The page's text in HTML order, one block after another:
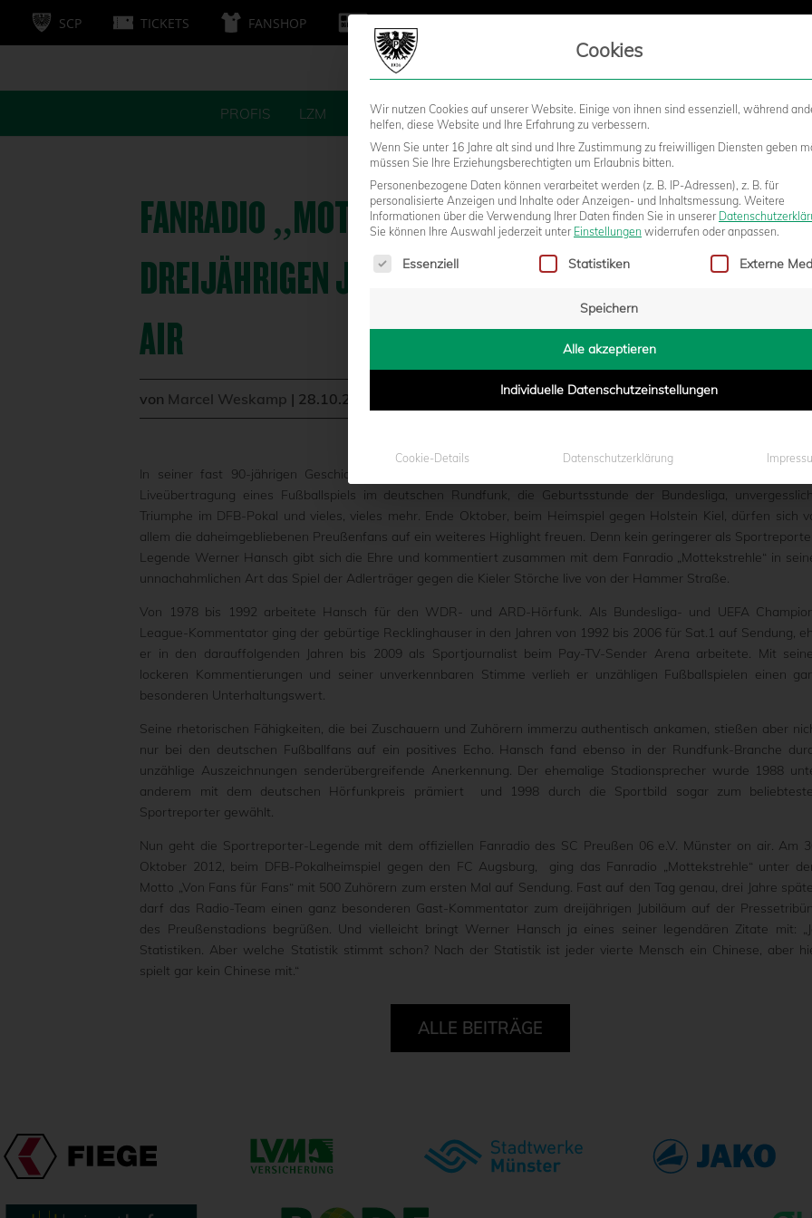
SCP TICKETS FANSHOP
PROFIS LZM FANS STADION BUSINESS KIDS
FANRADIO „MOTTEKSTREHLE“ GEHT ZUM
DREIJÄHRIGEN JUBILÄUM MIT WERNER HANSCH ON
AIR
von Marcel Weskamp | 28.10.2015 - 10:48
In seiner fast 90-jährigen Geschichte hat das traditionsreiche Preußenstadion schon einiges erlebt: Die
Liveübertragung eines Fußballspiels im deutschen Rundfunk, die Geburtsstunde der Bundesliga,
Triumphe im DFB-Pokal und vieles, vieles mehr. Ende Oktober, beim Heimspiel gegen Holstein Kiel, dürfen sich
allem die daheimgebliebenen Preußenfans auf ein weiteres Highlight freuen. Denn kein geringerer als
Legende Werner Hansch gibt sich die Ehre und kommentiert zusammen mit dem Fanradio „Mottekstrehle“ in
unnachahmlichen Art das Spiel der Adlerträger gegen die Kieler Störche live von der Hammer Straße.
Von 1978 bis 1992 arbeitete Hansch für den WDR- und ARD-Hörfunk. Als Bundesliga- und UEFA
League-Kommentator ging der gebürtige Recklinghauser in den Jahren von 1992 bis 2006 für Sat.1 auf Sendung,
er in den darauffolgenden Jahren bis 2009 als Sportjournalist beim Pay-TV-Sender Arena arbeitete. Mit
lockeren Kommentierungen und seiner unverkennbaren Stimme verlieh er unzähligen Fußballspielen einen
besonderen Unterhaltungswert.
Seine rhetorischen Fähigkeiten, die bei Zuschauern und Zuhörern immerzu authentisch ankamen, stießen aber
nur bei den deutschen Fußballfans auf ein positives Echo. Hansch fand ebenso in der Rundfunk-Branche
unzählige Auszeichnungen senderübergreifende Anerkennung. Der ehemalige Stadionsprecher wurde 1988
anderem mit dem deutschen Hörfunkpreis prämiert und 1998 durch die Sportbild sogar zum
Sportreporter gewählt.
Nun geht die Sportreporter-Legende mit dem offiziellen Fanradio des SC Preußen 06 e.V. Münster on air. Am
Oktober 2012, beim DFB-Pokalheimspiel gegen den FC Augsburg, ging das Fanradio „Mottekstrehle“ unter
Motto „Von Fans für Fans“ mit 500 Zuhörern zum ersten Mal auf Sendung. Fast auf den Tag genau, drei Jahre
darf das Radio-Team einen ganz besonderen Gast-Kommentator zum dreijährigen Jubiläum auf der
des Preußenstadions begrüßen. Und vielleicht bringt Werner Hansch ja eines seiner legendären Zitate mit:
Statistiken. Aber welche Statistik stimmt schon? Nach der Statistik ist jeder vierte Mensch ein Chinese, aber
spielt gar kein Chinese mit.“
ALLE BEITRÄGE
Cookies
Wir nutzen Cookies auf unserer Website. Einige von ihnen sind essenziell, während
helfen, diese Website und Ihre Erfahrung zu verbessern.
Wenn Sie unter 16 Jahre alt sind und Ihre Zustimmung zu freiwilligen Diensten geben
müssen Sie Ihre Erziehungsberechtigten um Erlaubnis bitten.
Personenbezogene Daten können verarbeitet werden (z. B. IP-Adressen), z. B. für
personalisierte Anzeigen und Inhalte oder Anzeigen- und Inhaltsmessung. Weitere
Informationen über die Verwendung Ihrer Daten finden Sie in unserer
Sie können Ihre Auswahl jederzeit unter Einstellungen widerrufen oder anpassen.
Es folgt eine Liste der Service-Gruppen, für die eine Einwilligung erteilt
Essenziell Statistiken Externe
Speichern
Alle akzeptieren
Individuelle Datenschutzeinstellungen
Cookie-Details Datenschutzerklärung